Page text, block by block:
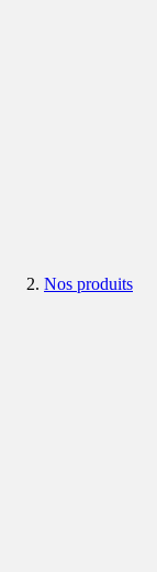
Nos produits